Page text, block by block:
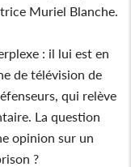
Muriel Blanche.
: il lui est en
de télévision de
qui relève
La question
opinion sur un
?